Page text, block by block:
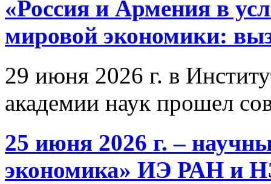
«Россия и Армения в
мировой экономики:
29 июня 2026 г. в
академии наук прошел
25 июня 2026 г. –
экономика» ИЭ РАН и